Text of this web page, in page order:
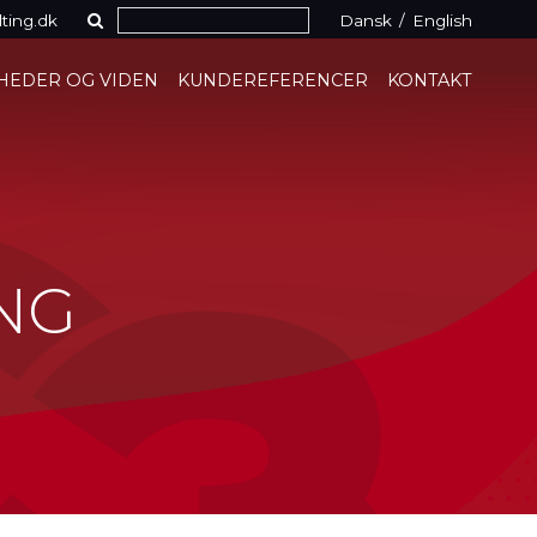
Dansk / English
OG VIDEN KUNDEREFERENCER KONTAKT